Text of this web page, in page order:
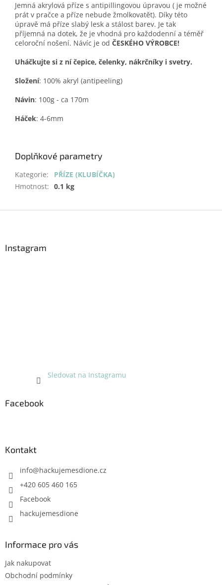
Jemná akrylová příze s antipillingovou úpravou ( je možné
prát v pračce a příze nebude žmolkovatět). Díky této
úpravě má příze slabý lesk a stálost barev. Je tak
příjemná na dotek, že je vhodná pro každodenní a téměř
celoroční nošení. Návíc je od ČESKÉHO VÝROBCE!
Uháčkujte si z ní čepice, čelenky, nákrčníky i svetry.
Složení: 100% akryl (antipeeling)
Návin: 100g - ca 170m
Háček: 4-6mm
Doplňkové parametry
Kategorie:
PŘÍZE (KLUBÍČKA)
Hmotnost: 0.1 kg
Instagram
Sledovat na Instagramu
Facebook
Kontakt
info@hackujemesdione.cz
+420 605 460 165
Facebook
hackujemesdione
Informace pro vás
Jak nakupovat
Obchodní podmínky